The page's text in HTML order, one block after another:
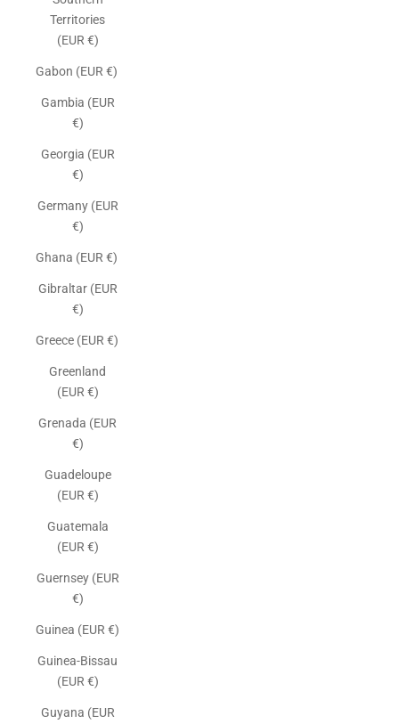
Territories
(EUR €)
Gabon (EUR €)
Gambia (EUR
€)
Georgia (EUR
€)
Germany (EUR
€)
Ghana (EUR €)
Gibraltar (EUR
€)
Greece (EUR €)
Greenland
(EUR €)
Grenada (EUR
€)
Guadeloupe
(EUR €)
Guatemala
(EUR €)
Guernsey (EUR
€)
Guinea (EUR €)
Guinea-Bissau
(EUR €)
Guyana (EUR